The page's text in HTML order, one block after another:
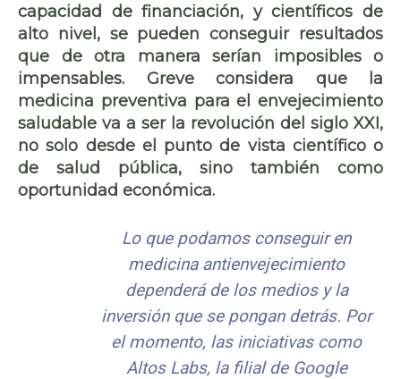
capacidad de financiación, y científicos de
alto nivel, se pueden conseguir resultados
que de otra manera serían imposibles o
impensables. Greve considera que la
medicina preventiva para el envejecimiento
saludable va a ser la revolución del siglo XXI,
no solo desde el punto de vista científico o
de salud pública, sino también como
oportunidad económica.
Lo que podamos conseguir en
medicina antienvejecimiento
dependerá de los medios y la
inversión que se pongan detrás. Por
el momento, las iniciativas como
Altos Labs, la filial de Google